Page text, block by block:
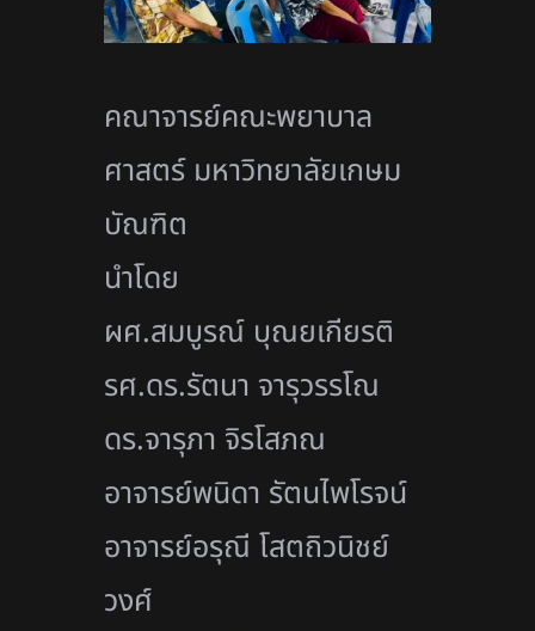
คณาจารย์คณะพยาบาล
ศาสตร์ มหาวิทยาลัยเกษม
บัณฑิต
นำโดย
ผศ.สมบูรณ์ บุณยเกียรติ
รศ.ดร.รัตนา จารุวรรโณ
ดร.จารุภา จิรโสภณ
อาจารย์พนิดา รัตนไพโรจน์
อาจารย์อรุณี โสตถิวนิชย์
วงศ์